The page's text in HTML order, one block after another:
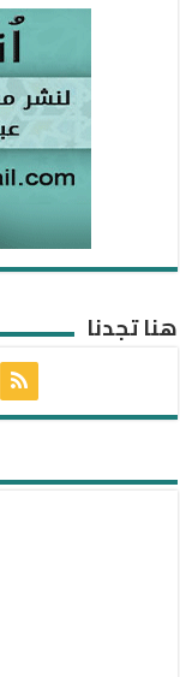
هنا تجدنا